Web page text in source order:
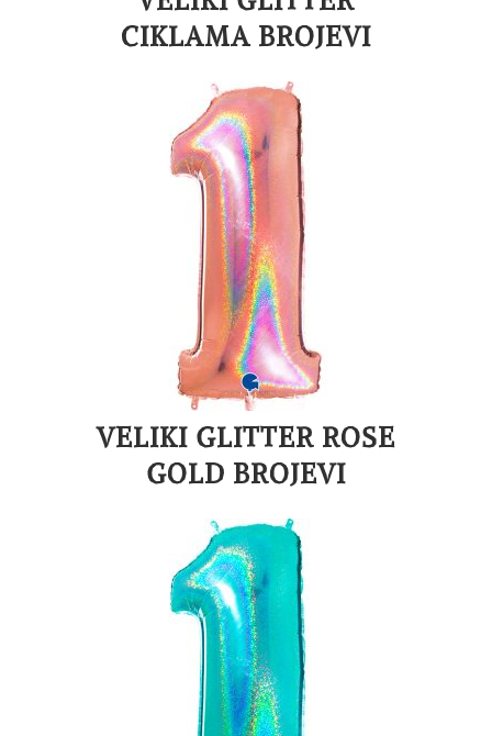
CIKLAMA BROJEVI
VELIKI GLITTER ROSE
GOLD BROJEVI